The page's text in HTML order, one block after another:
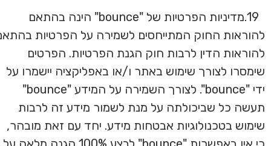
19.מדיניות הפרטיות של "bounce" הינה בהתאם
להוראות החוק המתייחסים לשמירה על הפרטיות בהתאם
להוראות הדין לרבות חוק הגנת הפרטיות. הפרטים
שימסרו לצורך שימוש באתר ו/או באפליקציה יישמרו על
ידי "bounce". לצורך השמירה על המידע "bounce"
תעשה כל שביכולתה על מנת לשמור מידע זה לרבות
שימוש בטכנולוגיות אבטחות מידע. יחד עם זאת מובהר,